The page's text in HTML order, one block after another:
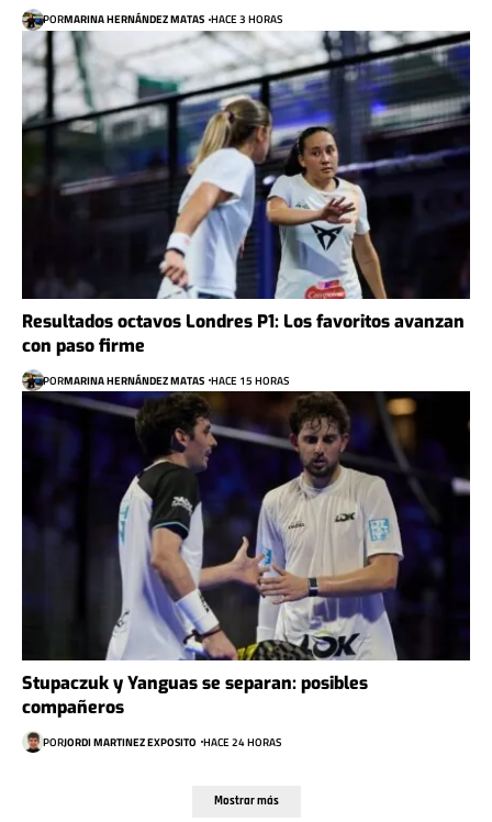
PORMARINA HERNÁNDEZ MATAS HACE 3 HORAS
Resultados octavos Londres P1: Los favoritos avanzan
con paso firme
PORMARINA HERNÁNDEZ MATAS HACE 15 HORAS
Stupaczuk y Yanguas se separan: posibles
compañeros
PORJORDI MARTINEZ EXPOSITO HACE 24 HORAS
Mostrar más